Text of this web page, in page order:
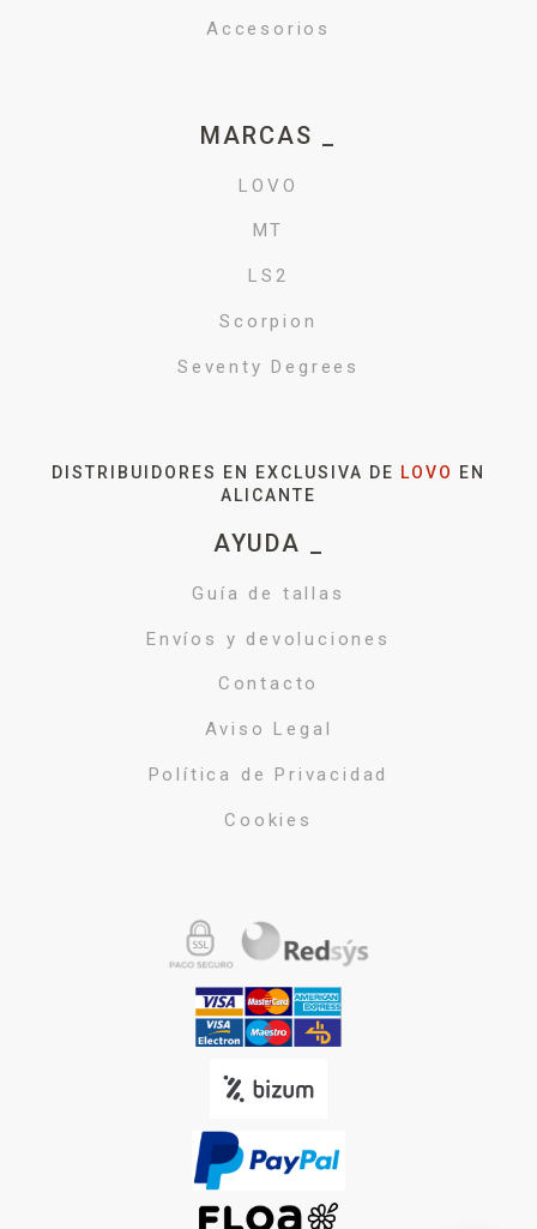
Accesorios
MARCAS _
LOVO
MT
LS2
Scorpion
Seventy Degrees
DISTRIBUIDORES EN EXCLUSIVA DE LOVO
EN
ALICANTE
AYUDA _
Guía de tallas
Envíos y devoluciones
Contacto
Aviso Legal
Política de Privacidad
Cookies